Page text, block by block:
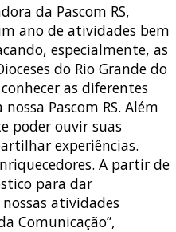
da Pascom RS,
ano de atividades bem
especialmente, as
do Rio Grande do
as diferentes
Pascom RS. Além
poder ouvir suas
experiências.
A partir de
para dar
atividades
Comunicação”,